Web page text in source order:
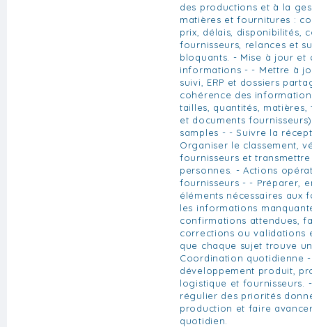
des productions et à la
matières et fournitures :
prix, délais, disponibilités,
fournisseurs, relances et
bloquants. - Mise à jour et
informations - - Mettre à
suivi, ERP et dossiers
cohérence des
tailles, quantités,
et documents
samples - - Suivre la
Organiser le classement,
fournisseurs et
personnes. - Actions
fournisseurs - - Préparer,
éléments nécessaires aux
les informations
confirmations attendues,
corrections ou validations
que chaque sujet trouve
Coordination quotidienne
développement produit,
logistique et fournisseurs.
régulier des priorités
production et faire
quotidien.